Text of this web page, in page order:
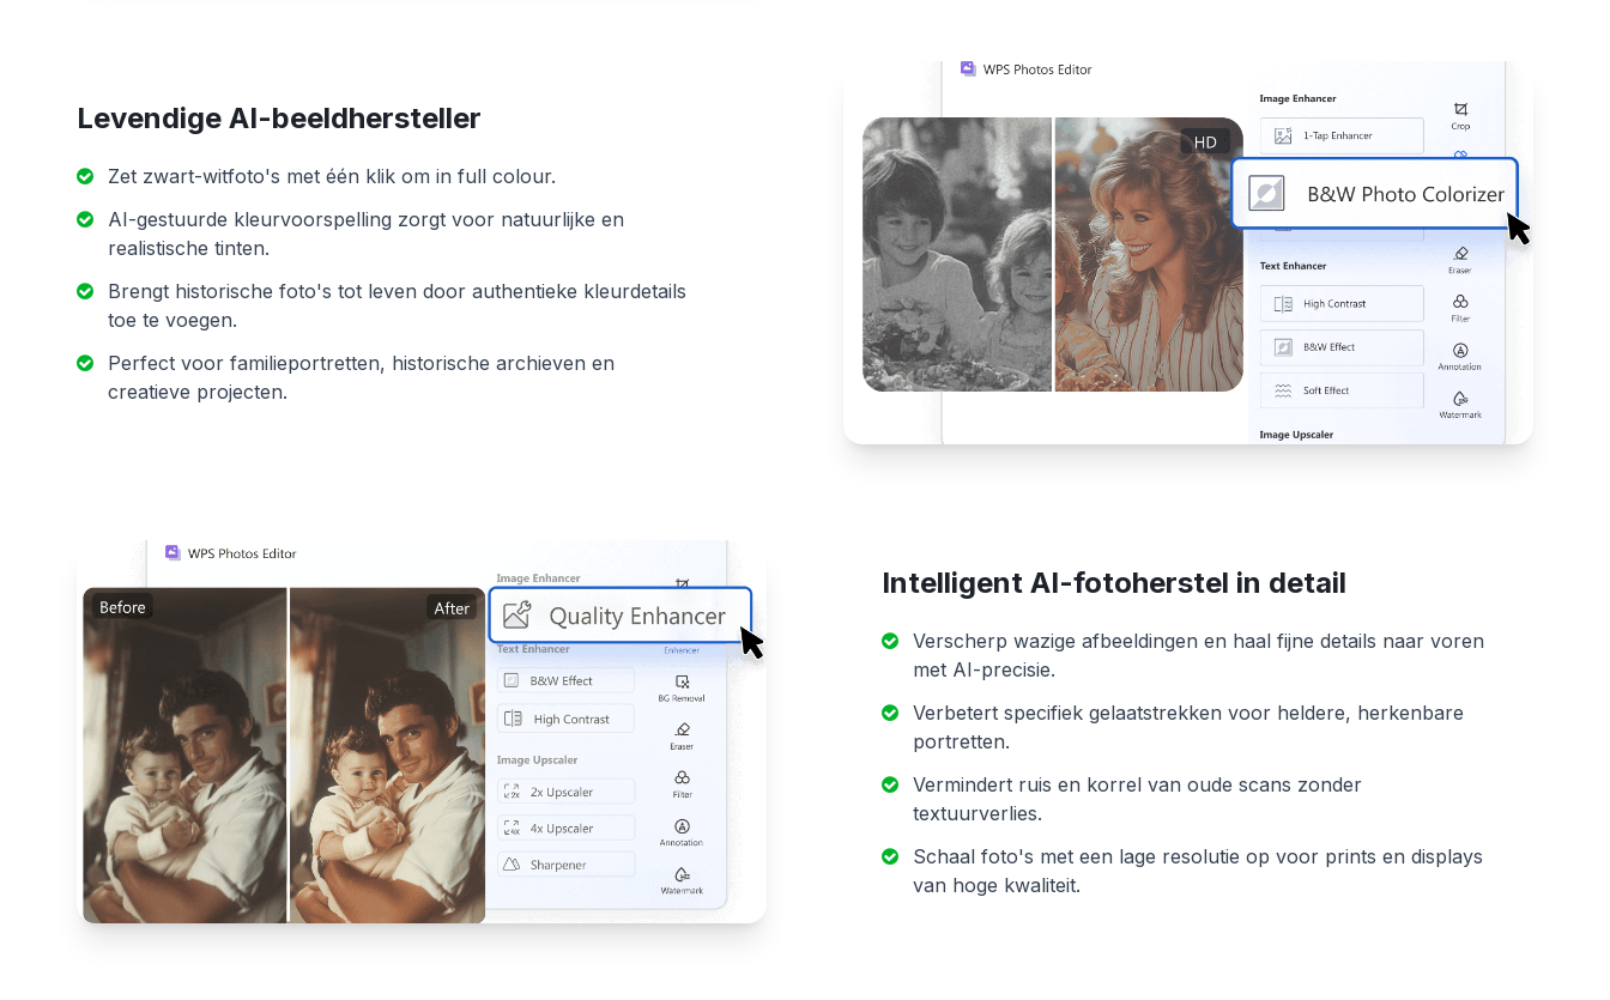
Levendige AI-beeldhersteller
Zet zwart-witfoto's met één klik om in full colour.
AI-gestuurde kleurvoorspelling zorgt voor natuurlijke en
realistische tinten.
Brengt historische foto's tot leven door authentieke kleurdetails
toe te voegen.
Perfect voor familieportretten, historische archieven en
creatieve projecten.
Intelligent AI-fotoherstel in detail
Verscherp wazige afbeeldingen en haal fijne details naar voren
met AI-precisie.
Verbetert specifiek gelaatstrekken voor heldere, herkenbare
portretten.
Vermindert ruis en korrel van oude scans zonder
textuurverlies.
Schaal foto's met een lage resolutie op voor prints en displays
van hoge kwaliteit.